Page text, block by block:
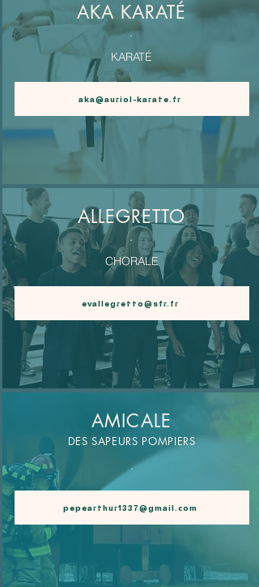
AKA KARATÉ
.
KARATÉ
aka@auriol-karate.fr
ALLEGRETTO
.
CHORALE
evallegretto@sfr.fr
AMICALE
DES SAPEURS POMPIERS
.
pepearthur1337@gmail.com